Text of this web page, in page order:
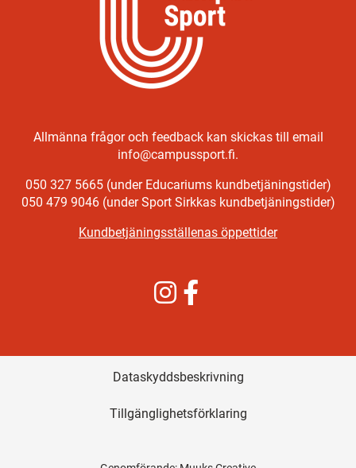
Allmänna frågor och feedback kan skickas till email
info@campussport.fi.
050 327 5665 (under Educariums kundbetjäningstider)
050 479 9046 (under Sport Sirkkas kundbetjäningstider)
Kundbetjäningsställenas öppettider
Instagram
Dataskyddsbeskrivning
Tillgänglighetsförklaring